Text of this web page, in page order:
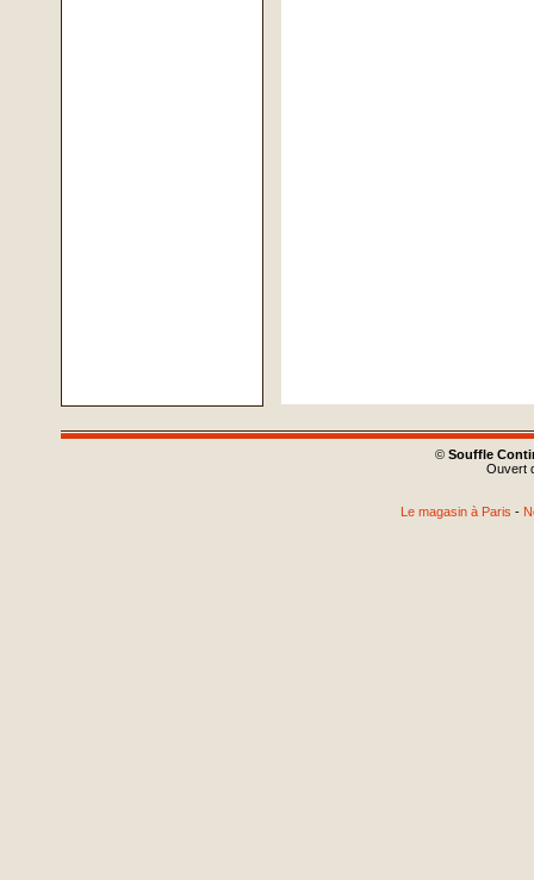
© Souffle
Ouvert
Le magasin à Paris -